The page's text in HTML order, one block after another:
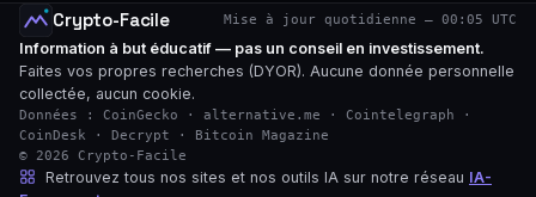
Crypto-Facile Mise à jour quotidienne — 00:05 UTC
Information à but éducatif — pas un conseil en investissement.
Faites vos propres recherches (DYOR). Aucune donnée personnelle
collectée, aucun cookie.
Données : CoinGecko · alternative.me · Cointelegraph ·
CoinDesk · Decrypt · Bitcoin Magazine
© 2026 Crypto-Facile
Retrouvez tous nos sites et nos outils IA sur notre réseau IA-